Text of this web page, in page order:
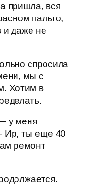
пришла, вся
пальто,
и даже не
спросила
мы с
Хотим в
у меня
Ир, ты еще 40
ремонт